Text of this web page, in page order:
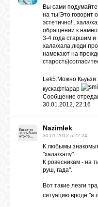
Вы сами
на ты!Это говорит
эстетично!...хала/
обращении к
3-4 года старшим и
хала/хала,люди
намекают на
Lek5:Можно Кьуьзи
кускафтlарар
Сообщение
30.01.2012, 22:16
Nazimlek
30.01.2012 в 22:24
К любымы
"хала/халу"
К ровесникам - на
руш, гада".
Вот такие лезги
ситуацию вроде "я